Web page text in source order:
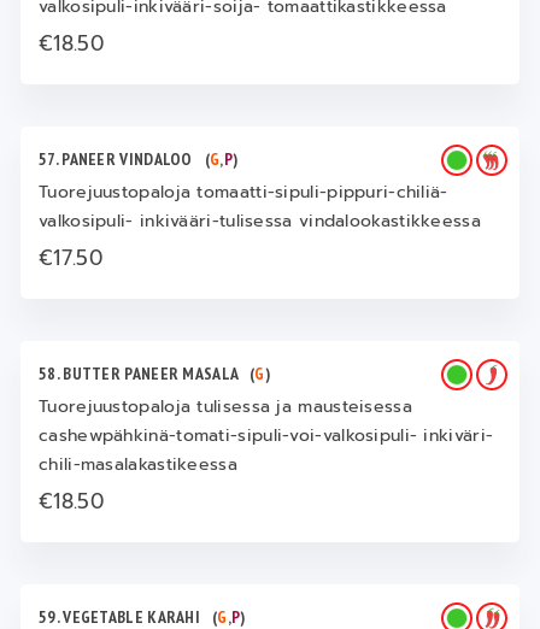
valkosipuli-inkivääri-soija- tomaattikastikkeessa
€18.50
57. PANEER VINDALOO (G,P)
Tuorejuustopaloja tomaatti-sipuli-pippuri-chiliä-
valkosipuli- inkivääri-tulisessa vindalookastikkeessa
€17.50
58. BUTTER PANEER MASALA (G)
Tuorejuustopaloja tulisessa ja mausteisessa
cashewpähkinä-tomati-sipuli-voi-valkosipuli- inkiväri-
chili-masalakastikeessa
€18.50
59. VEGETABLE KARAHI (G,P)